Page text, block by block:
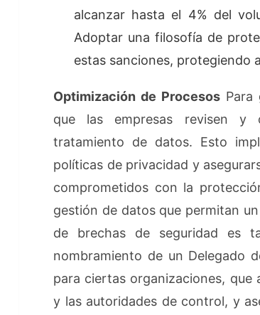
alcanzar hasta el 4% del
Adoptar una filosofía de
estas sanciones, protegiendo
Optimización de Procesos Para
que las empresas revisen y
tratamiento de datos. Esto
políticas de privacidad y
comprometidos con la
gestión de datos que permitan
de brechas de seguridad es
nombramiento de un Delegado
para ciertas organizaciones,
y las autoridades de control, y